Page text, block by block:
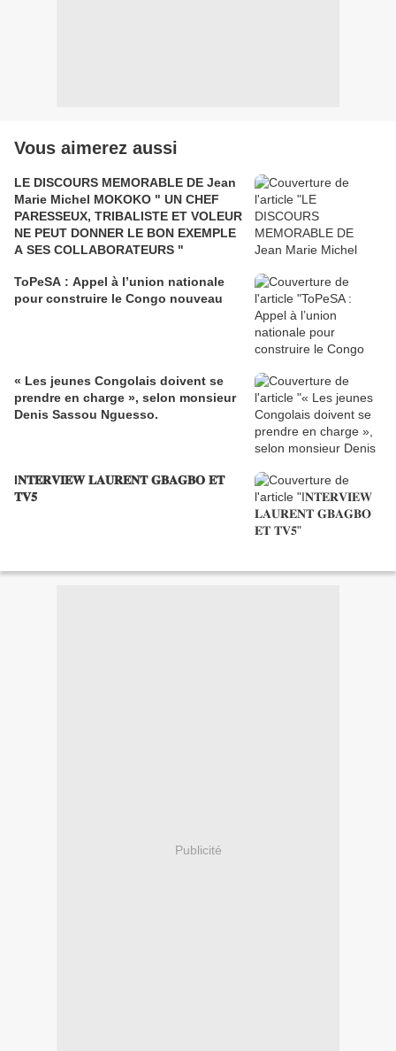
Vous aimerez aussi
LE DISCOURS MEMORABLE DE Jean
Marie Michel MOKOKO " UN CHEF
PARESSEUX, TRIBALISTE ET VOLEUR
NE PEUT DONNER LE BON EXEMPLE
A SES COLLABORATEURS "
ToPeSA : Appel à l’union nationale
pour construire le Congo nouveau
« Les jeunes Congolais doivent se
prendre en charge », selon monsieur
Denis Sassou Nguesso.
I𝐍𝐓𝐄𝐑𝐕𝐈𝐄𝐖 𝐋𝐀𝐔𝐑𝐄𝐍𝐓 𝐆𝐁𝐀𝐆𝐁𝐎 𝐄𝐓
𝐓𝐕𝟓
Publicité